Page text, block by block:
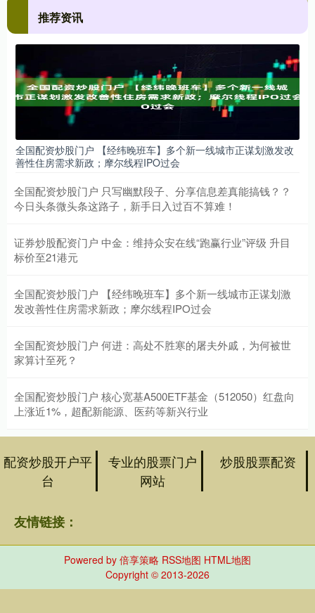
推荐资讯
全国配资炒股门户 【经纬晚班车】多个新一线城市正谋划激发改
善性住房需求新政；摩尔线程IPO过会
全国配资炒股门户 只写幽默段子、分享信息差真能搞钱？？
今日头条微头条这路子，新手日入过百不算难！
证券炒股配资门户 中金：维持众安在线“跑赢行业”评级 升目
标价至21港元
全国配资炒股门户 【经纬晚班车】多个新一线城市正谋划激
发改善性住房需求新政；摩尔线程IPO过会
全国配资炒股门户 何进：高处不胜寒的屠夫外戚，为何被世
家算计至死？
全国配资炒股门户 核心宽基A500ETF基金（512050）红盘向
上涨近1%，超配新能源、医药等新兴行业
配资炒股开户平
台
专业的股票门户
网站
炒股股票配资
友情链接：
Powered by 倍享策略 RSS地图 HTML地图
Copyright © 2013-2026